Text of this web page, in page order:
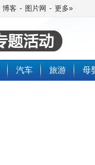
博客 - 图片网 - 更多»
汽车 旅游 母